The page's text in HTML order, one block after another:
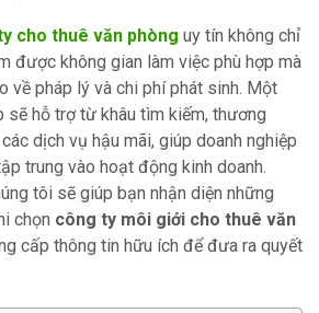
cho thuê văn phòng uy tín không chỉ
được không gian làm việc phù hợp mà
về pháp lý và chi phí phát sinh. Một
sẽ hỗ trợ từ khâu tìm kiếm, thương
dịch vụ hậu mãi, giúp doanh nghiệp
trung vào hoạt động kinh doanh.
tôi sẽ giúp bạn nhận diện những
chọn công ty môi giới cho thuê văn
cấp thông tin hữu ích để đưa ra quyết